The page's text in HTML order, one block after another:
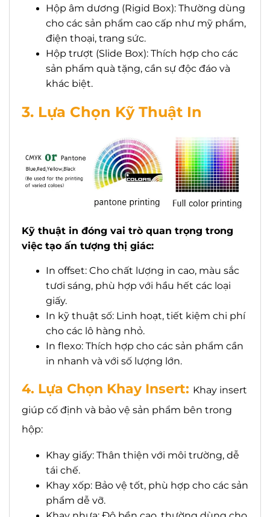
Hộp âm dương (Rigid Box): Thường dùng
cho các sản phẩm cao cấp như mỹ phẩm,
điện thoại, trang sức.
Hộp trượt (Slide Box): Thích hợp cho các
sản phẩm quà tặng, cần sự độc đáo và
khác biệt.
3. Lựa Chọn Kỹ Thuật In
Kỹ thuật in đóng vai trò quan trọng trong
việc tạo ấn tượng thị giác:
In offset: Cho chất lượng in cao, màu sắc
tươi sáng, phù hợp với hầu hết các loại
giấy.
In kỹ thuật số: Linh hoạt, tiết kiệm chi phí
cho các lô hàng nhỏ.
In flexo: Thích hợp cho các sản phẩm cần
in nhanh và với số lượng lớn.
4. Lựa Chọn Khay Insert: Khay insert
giúp cố định và bảo vệ sản phẩm bên trong
hộp:
Khay giấy: Thân thiện với môi trường, dễ
tái chế.
Khay xốp: Bảo vệ tốt, phù hợp cho các sản
phẩm dễ vỡ.